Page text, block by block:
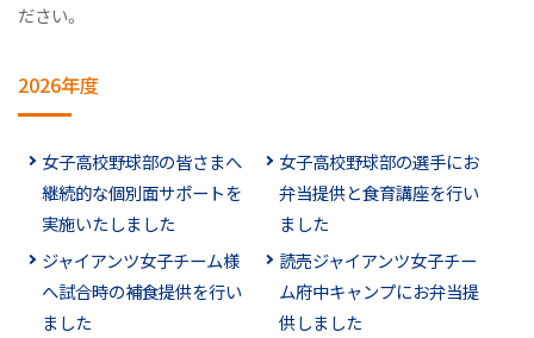
ださい。
2026年度
女子高校野球部の皆さまへ
継続的な個別面サポートを
実施いたしました
女子高校野球部の選手にお
弁当提供と食育講座を行い
ました
ジャイアンツ女子チーム様
へ試合時の補食提供を行い
ました
読売ジャイアンツ女子チー
ム府中キャンプにお弁当提
供しました